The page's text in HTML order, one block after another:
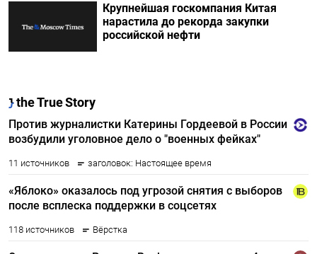
Крупнейшая госкомпания Китая
нарастила до рекорда закупки
российской нефти